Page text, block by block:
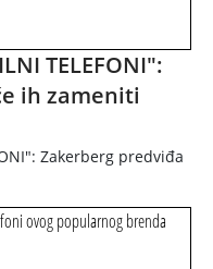
TELEFONI":
ih zameniti
Zakerberg predviđa